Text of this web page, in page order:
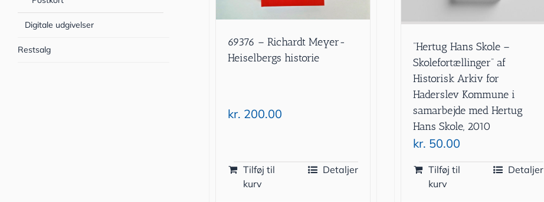
69376 – Richardt Meyer-
Heiselbergs historie
kr. 200.00
Tilføj til
kurv
Detaljer
”Hertug Hans Skole –
Skolefortællinger” af
Historisk Arkiv for
Haderslev Kommune i
samarbejde med Hertug
Hans Skole, 2010
kr. 50.00
Tilføj til
kurv
Detaljer
Digitale udgivelser
Restsalg